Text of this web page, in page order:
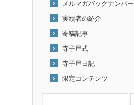
メルマガバックナンバー
実績者の紹介
寄稿記事
寺子屋式
寺子屋日記
限定コンテンツ